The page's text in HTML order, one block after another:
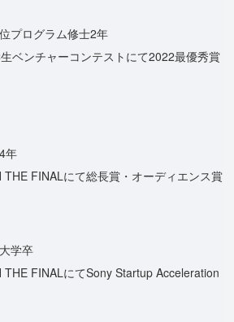
プログラム修士2年
ベンチャーコンテストにて2022最優秀賞
年
FINALにて総長賞・オーディエンス賞
学卒
THE FINALにてSony Startup Acceleration